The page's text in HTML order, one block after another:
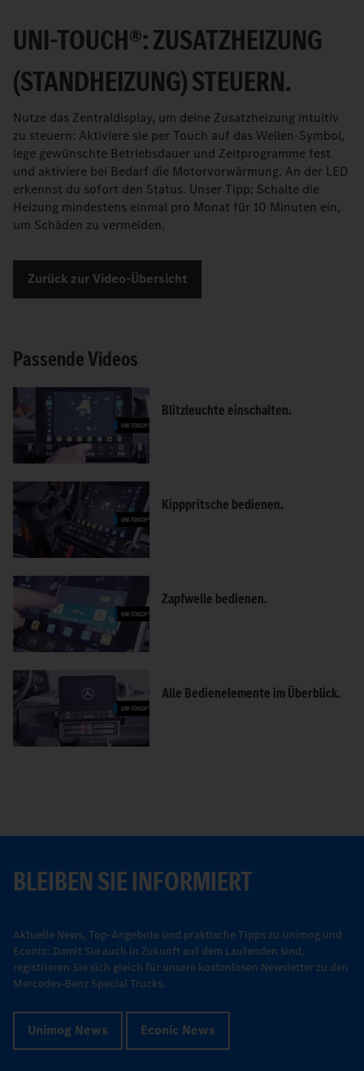
UNI-TOUCH®: ZUSATZHEIZUNG
(STANDHEIZUNG) STEUERN.
Nutze das Zentraldisplay, um deine Zusatzheizung intuitiv
zu steuern: Aktiviere sie per Touch auf das Wellen-Symbol,
lege gewünschte Betriebsdauer und Zeitprogramme fest
und aktiviere bei Bedarf die Motorvorwärmung. An der LED
erkennst du sofort den Status. Unser Tipp: Schalte die
Heizung mindestens einmal pro Monat für 10 Minuten ein,
um Schäden zu vermeiden.
Zurück zur Video-Übersicht
Passende Videos
Blitzleuchte einschalten.
Kipppritsche bedienen.
Zapfwelle bedienen.
Alle Bedienelemente im Überblick.
BLEIBEN SIE INFORMIERT
Aktuelle News, Top-Angebote und praktische Tipps zu Unimog und
Econic: Damit Sie auch in Zukunft auf dem Laufenden sind,
registrieren Sie sich gleich für unsere kostenlosen Newsletter zu den
Mercedes-Benz Special Trucks.
Unimog News Econic News